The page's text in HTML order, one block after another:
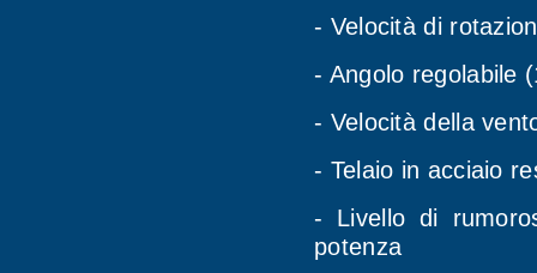
- Velocità di
- Angolo regolabile
- Velocità della
- Telaio in acciaio
- Livello di
potenza